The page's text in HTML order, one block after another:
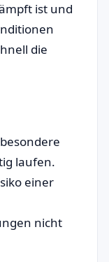
ist und
die
laufen.
einer
nicht